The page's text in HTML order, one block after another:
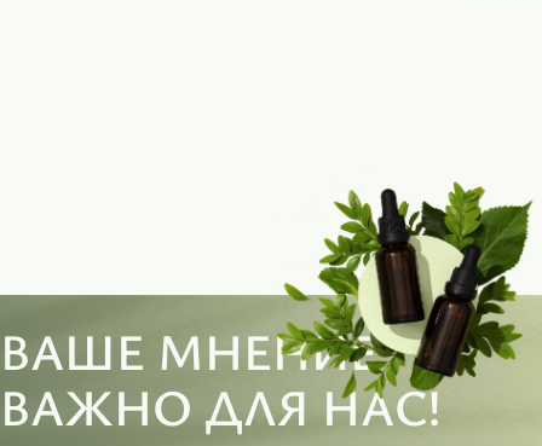
ВАШЕ МНЕНИЕ
ВАЖНО ДЛЯ НАС!